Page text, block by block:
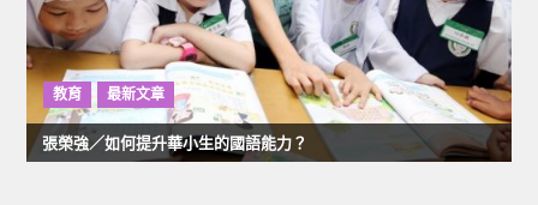
教育 最新文章
張榮強／如何提升華小生的國語能力？